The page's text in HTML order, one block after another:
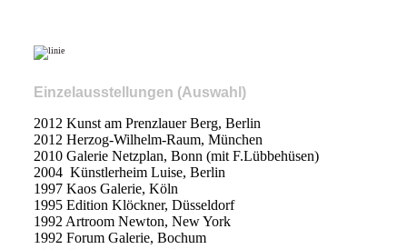
Einzelausstellungen (Auswahl)
2012 Kunst am Prenzlauer Berg, Berlin
2012 Herzog-Wilhelm-Raum, München
2010 Galerie Netzplan, Bonn (mit F.Lübbehüsen)
2004 Künstlerheim Luise, Berlin
1997 Kaos Galerie, Köln
1995 Edition Klöckner, Düsseldorf
1992 Artroom Newton, New York
1992 Forum Galerie, Bochum